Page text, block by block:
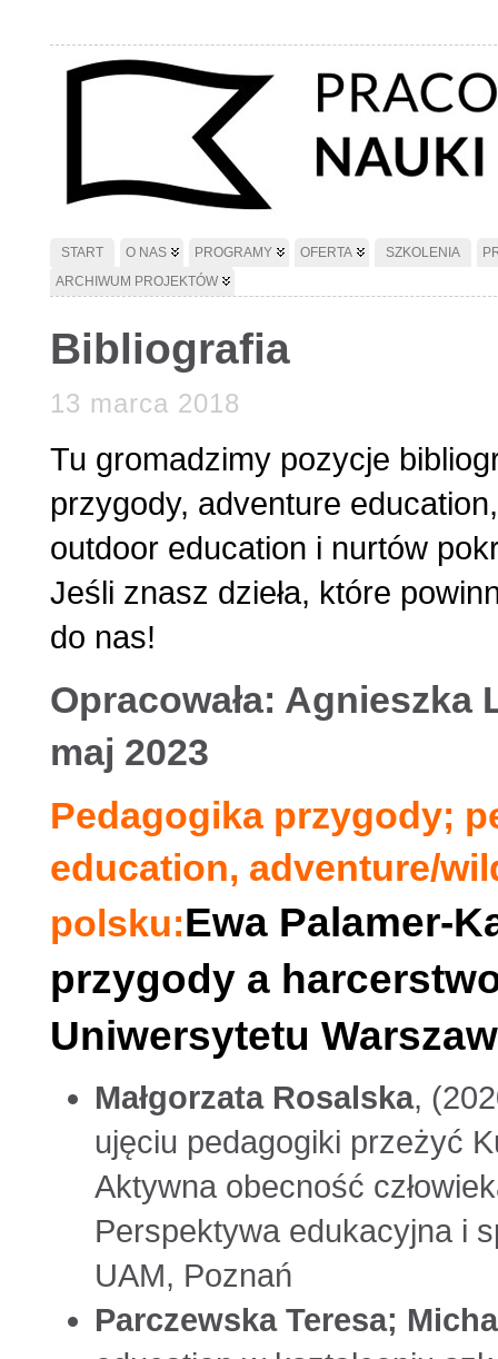
START O NAS PROGRAMY OFERTA SZKOLENIA
ARCHIWUM PROJEKTÓW
Bibliografia
13 marca 2018
Tu gromadzimy pozycje
przygody, adventure
outdoor education i nurtów
Jeśli znasz dzieła, które
do nas!
Opracowała:
maj 2023
Pedagogika przygody;
education, adventure/
polsku:Ewa Palamer-
przygody a
Uniwersytetu
Małgorzata Rosalska,
ujęciu pedagogiki przeżyć
Aktywna obecność
Perspektywa edukacyjna i
UAM, Poznań
Parczewska Teresa;